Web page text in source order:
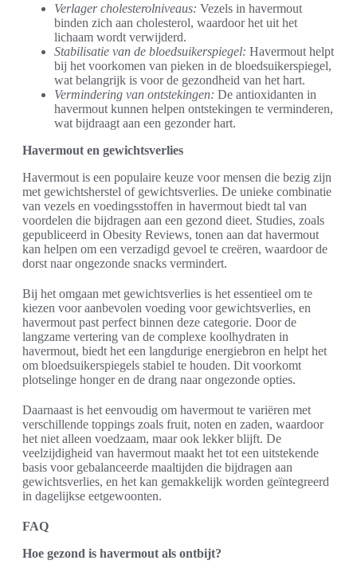
Verlager cholesterolniveaus: Vezels in havermout
binden zich aan cholesterol, waardoor het uit het
lichaam wordt verwijderd.
Stabilisatie van de bloedsuikerspiegel: Havermout helpt
bij het voorkomen van pieken in de bloedsuikerspiegel,
wat belangrijk is voor de gezondheid van het hart.
Vermindering van ontstekingen: De antioxidanten in
havermout kunnen helpen ontstekingen te verminderen,
wat bijdraagt aan een gezonder hart.
Havermout en gewichtsverlies
Havermout is een populaire keuze voor mensen die bezig zijn
met gewichtsherstel of gewichtsverlies. De unieke combinatie
van vezels en voedingsstoffen in havermout biedt tal van
voordelen die bijdragen aan een gezond dieet. Studies, zoals
gepubliceerd in Obesity Reviews, tonen aan dat havermout
kan helpen om een verzadigd gevoel te creëren, waardoor de
dorst naar ongezonde snacks vermindert.
Bij het omgaan met gewichtsverlies is het essentieel om te
kiezen voor aanbevolen voeding voor gewichtsverlies, en
havermout past perfect binnen deze categorie. Door de
langzame vertering van de complexe koolhydraten in
havermout, biedt het een langdurige energiebron en helpt het
om bloedsuikerspiegels stabiel te houden. Dit voorkomt
plotselinge honger en de drang naar ongezonde opties.
Daarnaast is het eenvoudig om havermout te variëren met
verschillende toppings zoals fruit, noten en zaden, waardoor
het niet alleen voedzaam, maar ook lekker blijft. De
veelzijdigheid van havermout maakt het tot een uitstekende
basis voor gebalanceerde maaltijden die bijdragen aan
gewichtsverlies, en het kan gemakkelijk worden geïntegreerd
in dagelijkse eetgewoonten.
FAQ
Hoe gezond is havermout als ontbijt?